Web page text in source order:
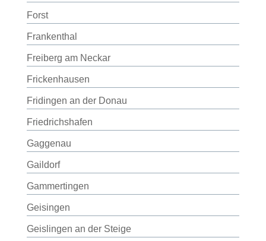
Forst
Frankenthal
Freiberg am Neckar
Frickenhausen
Fridingen an der Donau
Friedrichshafen
Gaggenau
Gaildorf
Gammertingen
Geisingen
Geislingen an der Steige